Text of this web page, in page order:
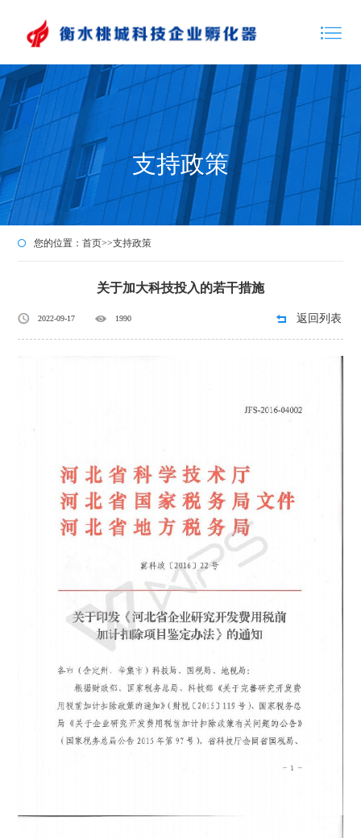
支持政策
您的位置：首页>>支持政策
关于加大科技投入的若干措施
2022-09-17 1990 返回列表